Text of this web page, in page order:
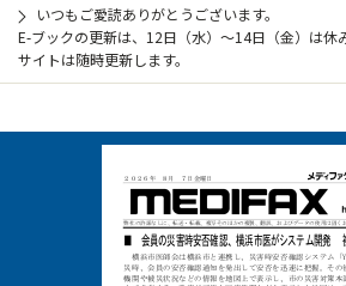
いつもご愛読ありがとうございます。
E-ブックの更新は、12日（水）～14日（金）は休
サイトは随時更新します。